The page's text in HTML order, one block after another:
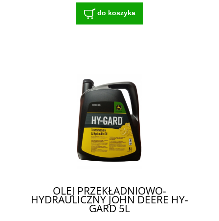
do koszyka
OLEJ PRZEKŁADNIOWO-
HYDRAULICZNY JOHN DEERE HY-
GARD 5L